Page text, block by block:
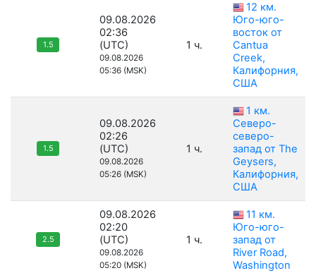
1.5
09.08.2026
02:36
(UTC)
09.08.2026
05:36 (MSK)
1 ч.
12 км.
Юго-юго-
восток от
Cantua
Creek,
Калифорния,
США
1.5
09.08.2026
02:26
(UTC)
09.08.2026
05:26 (MSK)
1 ч.
1 км.
Северо-
северо-
запад от The
Geysers,
Калифорния,
США
2.5
09.08.2026
02:20
(UTC)
09.08.2026
05:20 (MSK)
1 ч.
11 км.
Юго-юго-
запад от
River Road,
Washington